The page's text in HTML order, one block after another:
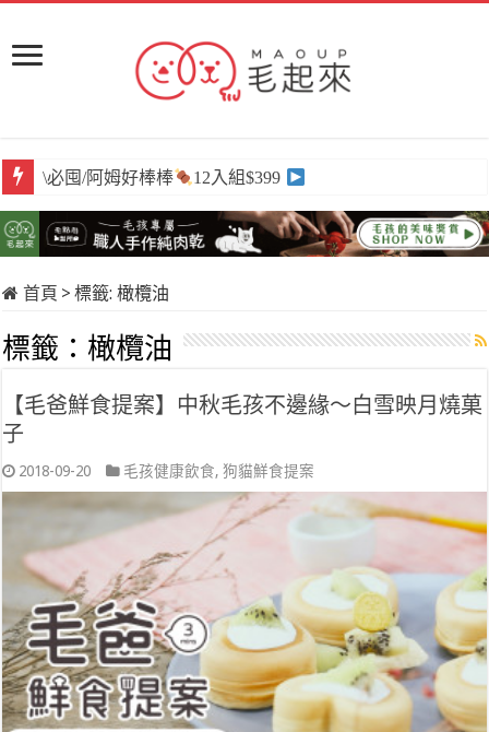
\必囤/阿姆好棒棒 12入組$399
首頁 > 標籤:橄欖油
標籤： 橄欖油
【毛爸鮮食提案】中秋毛孩不邊緣～白雪映月燒菓
子
2018-09-20 毛孩健康飲食,狗貓鮮食提案